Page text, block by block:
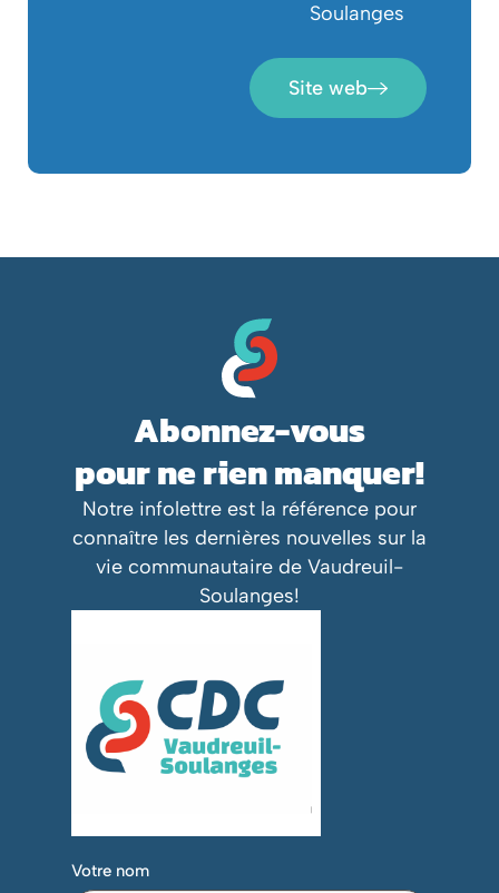
Soulanges
Site web
Abonnez-vous
pour ne rien manquer!
Notre infolettre est la référence pour
connaître les dernières nouvelles sur la
vie communautaire de Vaudreuil-
Soulanges!
Votre nom